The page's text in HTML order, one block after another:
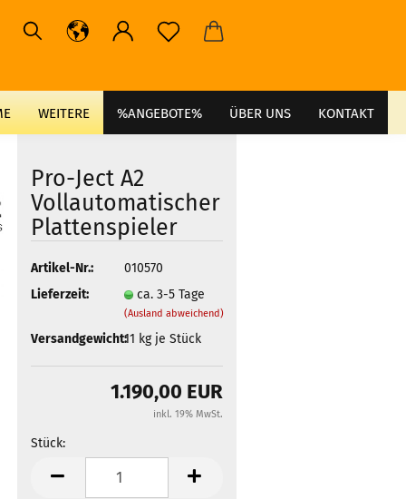
%ANGEBOTE% ÜBER UNS KONTAKT
WEITERE
Pro-Ject A2
Vollautomatischer
Plattenspieler
Artikel-Nr.:
010570
Lieferzeit:
ca. 3-5 Tage
(Ausland abweichend)
Versandgewicht:11 kg je Stück
1.190,00 EUR
inkl. 19% MwSt.
Stück:
Stück